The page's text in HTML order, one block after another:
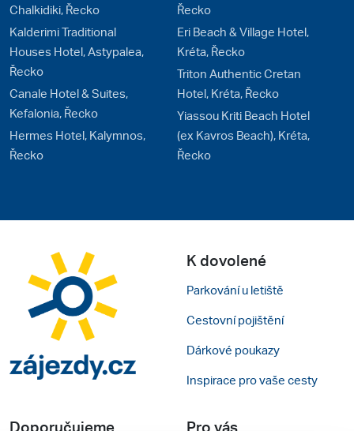
Chalkidiki, Řecko
Kalderimi Traditional
Houses Hotel, Astypalea,
Řecko
Canale Hotel & Suites,
Kefalonia, Řecko
Hermes Hotel, Kalymnos,
Řecko
Řecko
Eri Beach & Village Hotel,
Kréta, Řecko
Triton Authentic Cretan
Hotel, Kréta, Řecko
Yiassou Kriti Beach Hotel
(ex Kavros Beach), Kréta,
Řecko
K dovolené
Parkování u letiště
Cestovní pojištění
Dárkové poukazy
Inspirace pro vaše cesty
Doporučujeme Pro vás